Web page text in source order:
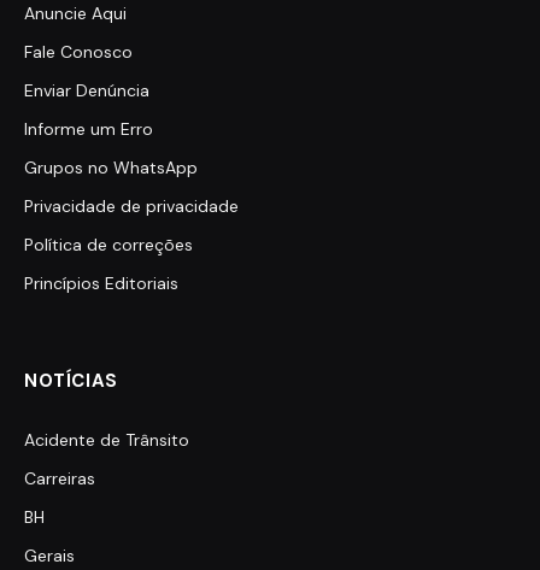
Anuncie Aqui
Fale Conosco
Enviar Denúncia
Informe um Erro
Grupos no WhatsApp
Privacidade de privacidade
Política de correções
Princípios Editoriais
NOTÍCIAS
Acidente de Trânsito
Carreiras
BH
Gerais